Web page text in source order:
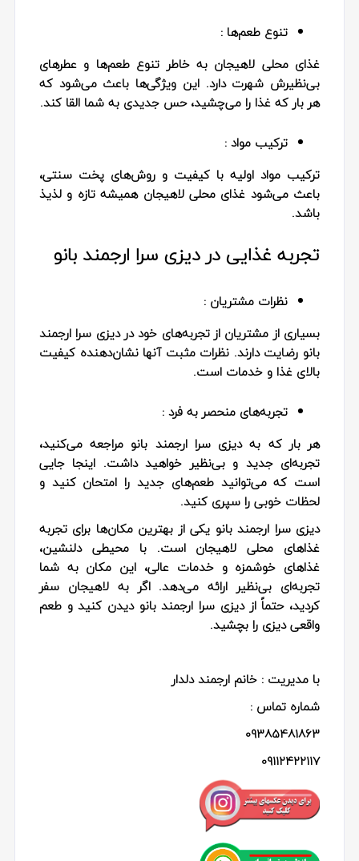
تنوع طعم‌ها :
غذای محلی لاهیجان به خاطر تنوع طعم‌ها و عطرهای
بی‌نظیرش شهرت دارد. این ویژگی‌ها باعث می‌شود که
هر بار که غذا را می‌چشید، حس جدیدی به شما القا کند.
ترکیب مواد :
ترکیب مواد اولیه با کیفیت و روش‌های پخت سنتی،
باعث می‌شود غذای محلی لاهیجان همیشه تازه و لذیذ
باشد.
تجربه غذایی در دیزی سرا ارجمند بانو
نظرات مشتریان :
بسیاری از مشتریان از تجربه‌های خود در دیزی سرا ارجمند
بانو رضایت دارند. نظرات مثبت آنها نشان‌دهنده کیفیت
بالای غذا و خدمات است.
تجربه‌های منحصر به فرد :
هر بار که به دیزی سرا ارجمند بانو مراجعه می‌کنید،
تجربه‌ای جدید و بی‌نظیر خواهید داشت. اینجا جایی
است که می‌توانید طعم‌های جدید را امتحان کنید و
لحظات خوبی را سپری کنید.
دیزی سرا ارجمند بانو یکی از بهترین مکان‌ها برای تجربه
غذاهای محلی لاهیجان است. با محیطی دلنشین،
غذاهای خوشمزه و خدمات عالی، این مکان به شما
تجربه‌ای بی‌نظیر ارائه می‌دهد. اگر به لاهیجان سفر
کردید، حتماً از دیزی سرا ارجمند بانو دیدن کنید و طعم
واقعی دیزی را بچشید.
با مدیریت : خانم ارجمند دلدار
شماره تماس :
09385481863
09112422117